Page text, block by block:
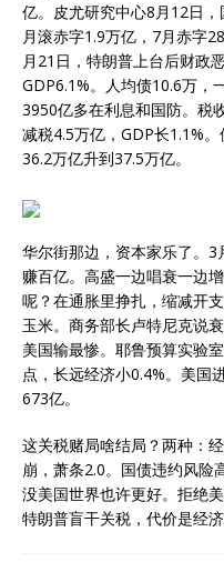
亿。皮尤研究中心8月12日
月滚赤字1.9万亿，7月赤字
月21日，特朗普上台后财政
GDP6.1%。人均债10.6万，
3950亿多在利息和国防。税
减税4.5万亿，GDP长1.1%
36.2万亿升到37.5万亿。
华尔街那边，资本家乐了。
赚百亿。高盛一边唱衰一边
呢？在通胀里挣扎，缩减开
玉米。商务部长卢特尼克说
美国输最惨。耶鲁预算实验
点，长远经济小0.4%。美国
673亿。
这关税赌局啥结局？两种：
崩，萧条2.0。国债违约风险
没美国世界也许更好。拒绝
特朗普盲干关税，代价是经济